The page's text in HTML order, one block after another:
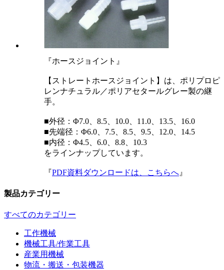
『ホースジョイント』
【ストレートホースジョイント】は、ポリプロピ
レンナチュラル／ポリアセタールグレー製の継
手。
■外径：Φ7.0、8.5、10.0、11.0、13.5、16.0
■先端径：Φ6.0、7.5、8.5、9.5、12.0、14.5
■内径：Φ4.5、6.0、8.8、10.3
をラインナップしています。
『PDF資料ダウンロードは、こちらへ 』
製品カテゴリー
すべてのカテゴリー
工作機械
機械工具/作業工具
産業用機械
物流・搬送・包装機器